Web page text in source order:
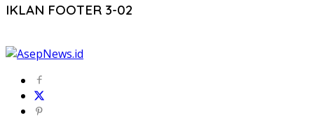
IKLAN FOOTER 3-02